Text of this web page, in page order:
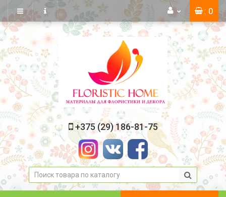
: 0
+375 (29) 186-81-75